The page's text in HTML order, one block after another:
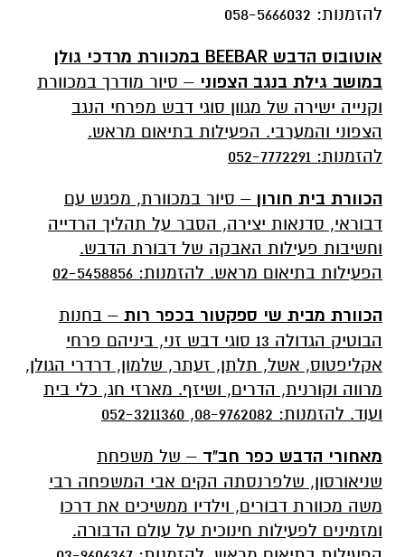
להזמנות: 058-5666032
אוטובוס הדבש BEEBAR במכוורת מרדכי גולן
במושב גילת בנגב הצפוני – סיור מודרך במכוורת
וקנייה ישירה של מגוון סוגי דבש מפרחי הנגב
הצפוני והמערבי. הפעילות בתיאום מראש.
להזמנות: 052-7772291
הכוורת בית חורון – סיור במכוורת, מפגש עם
דבוראי, סדנאות יצירה, הסבר על תהליך הרדייה
וחשיבות פעילות האבקה של דבורת הדבש.
הפעילות בתיאום מראש. להזמנות: 02-5458856
הכוורת מבית שי ספקטור בכפר רות – בחנות
הבוטיק הגדולה 13 סוגי דבש זני, ביניהם פרחי
אקליפטוס, אשל, תלתן, זעתר, שלמון, דרדרי הגולן,
מרווה וקורנית, הדרים, ושיזף. מארזי חג, כלי בית
ועוד. להזמנות: 08-9762082, 052-3211360
מאחורי הדבש כפר חב"ד – של משפחת
שניאורסון, שלפרנסתה הקים אבי המשפחה רבי
משה מכוורת דבורים, וילדיו ממשיכים את דרכו
ומזמינים לפעילות חינוכית על עולם הדבורה.